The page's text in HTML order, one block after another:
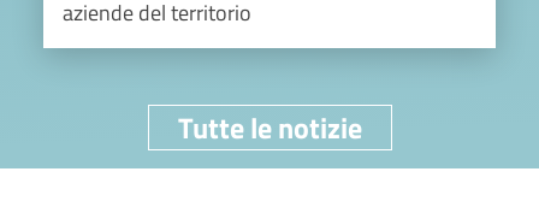
aziende del territorio
Tutte le notizie